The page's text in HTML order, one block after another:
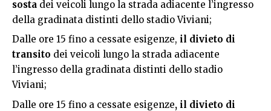
sosta dei veicoli lungo la strada adiacente l’ingresso
della gradinata distinti dello stadio Viviani;
Dalle ore 15 fino a cessate esigenze, il divieto di
transito dei veicoli lungo la strada adiacente
l’ingresso della gradinata distinti dello stadio
Viviani;
Dalle ore 15 fino a cessate esigenze, il divieto di